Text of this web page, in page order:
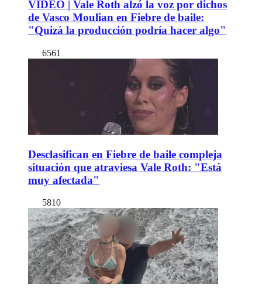
VIDEO | Vale Roth alzó la voz por dichos
de Vasco Moulian en Fiebre de baile:
"Quizá la producción podría hacer algo"
6561
Desclasifican en Fiebre de baile compleja
situación que atraviesa Vale Roth: "Está
muy afectada"
5810